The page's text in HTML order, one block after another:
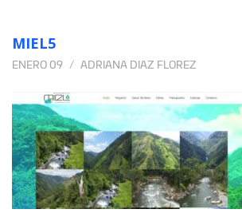
MIEL5
ENERO 09 ADRIANA DIAZ FLOREZ